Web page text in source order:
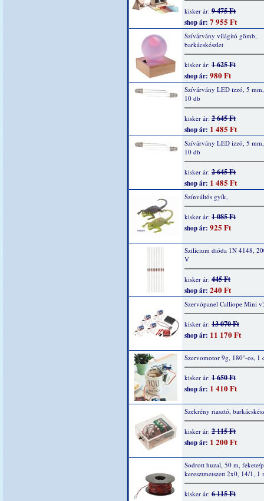
kisker ár: 9 475 Ft
shop ár: 7 955 Ft
Szívárvány világító gömb,
barkácskészlet
kisker ár: 1 625 Ft
shop ár: 980 Ft
Szívárvány LED izzó, 5
10 db
kisker ár: 2 645 Ft
shop ár: 1 485 Ft
Szívárvány LED izzó, 5
10 db
kisker ár: 2 645 Ft
shop ár: 1 485 Ft
Színváltós gyík,
kisker ár: 1 085 Ft
shop ár: 925 Ft
Szilícium dióda 1N 4148,
V
kisker ár: 445 Ft
shop ár: 240 Ft
Szervópanel Calliope Mini
kisker ár: 13 070 Ft
shop ár: 11 170 Ft
Szervomotor 9g, 180°-os, 1
kisker ár: 1 650 Ft
shop ár: 1 410 Ft
Szekrény riasztó,
kisker ár: 2 115 Ft
shop ár: 1 200 Ft
Sodrott huzal, 50 m, fekete/
keresztmetszett 2x0, 14/1, 1
kisker ár: 6 115 Ft